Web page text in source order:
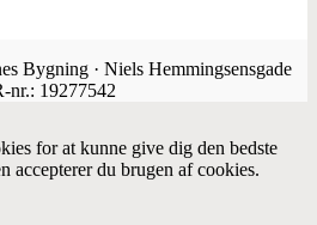
Bygning · Niels Hemmingsensgade
nr.: 19277542
for at kunne give dig den bedste
accepterer du brugen af cookies.